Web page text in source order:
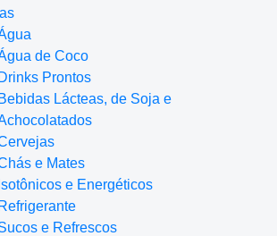
de Coco
Drinks Prontos
Bebidas Lácteas, de Soja e
e Mates
Isotônicos e Energéticos
Refrigerante
e Refrescos